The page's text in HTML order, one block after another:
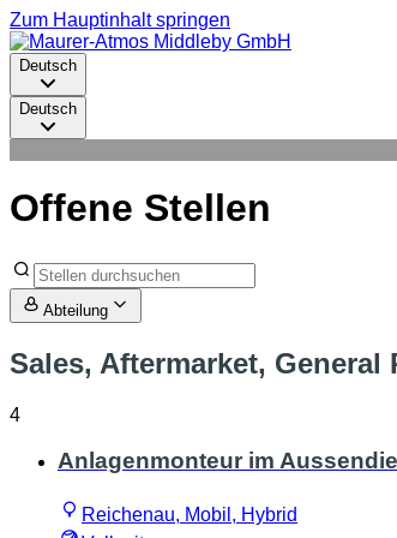
Zum Hauptinhalt springen
Deutsch
Deutsch
Offene Stellen
Abteilung
Sales, Aftermarket,
4
Anlagenmonteur im
Reichenau, Mobil, Hybrid